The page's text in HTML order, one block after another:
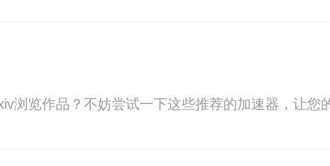
浏览作品？不妨尝试一下这些推荐的加速器，让您